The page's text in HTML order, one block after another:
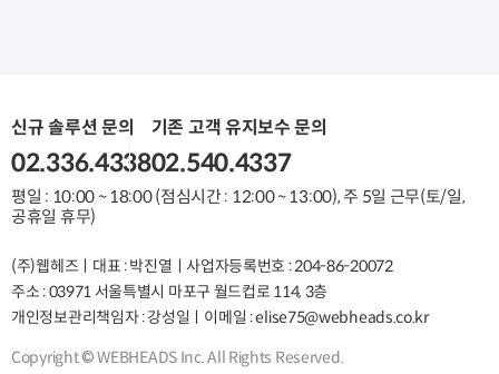
신규 솔루션 문의
02.336.4338
기존 고객 유지보수 문의
02.540.4337
평일 : 10:00 ~ 18:00 (점심시간 : 12:00 ~ 13:00), 주 5일 근무(토/일,
공휴일 휴무)
(주)웹헤즈ㅣ 대표 : 박진열ㅣ사업자등록번호 : 204-86-20072
주소 : 03971 서울특별시 마포구 월드컵로 114, 3층
개인정보관리책임자 : 강성일ㅣ 이메일 : elise75@webheads.co.kr
Copyright © WEBHEADS Inc. All Rights Reserved.